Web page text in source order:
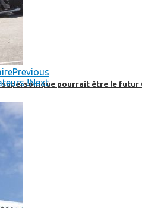
supersonique pourrait être le futur
Previous
!Next